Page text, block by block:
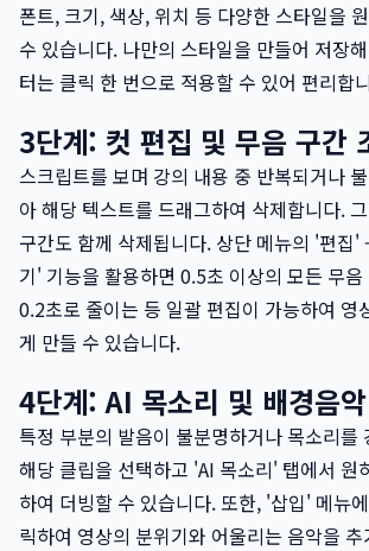
폰트, 크기, 색상, 위치 등 다양한 스타일을
수 있습니다. 나만의 스타일을 만들어 저장
터는 클릭 한 번으로 적용할 수 있어 편리합
3단계: 컷 편집 및 무음 구간
스크립트를 보며 강의 내용 중 반복되거나
아 해당 텍스트를 드래그하여 삭제합니다.
구간도 함께 삭제됩니다. 상단 메뉴의 '편집'
기' 기능을 활용하면 0.5초 이상의 모든 무음
0.2초로 줄이는 등 일괄 편집이 가능하여 영
게 만들 수 있습니다.
4단계: AI 목소리 및 배경음
특정 부분의 발음이 불분명하거나 목소리를
해당 클립을 선택하고 'AI 목소리' 탭에서 원
하여 더빙할 수 있습니다. 또한, '삽입' 메뉴
릭하여 영상의 분위기와 어울리는 음악을